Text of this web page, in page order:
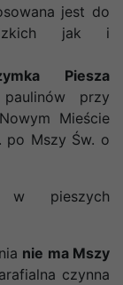
jest do
jak i
Piesza
przy
Mieście
po Mszy Św. o
w pieszych
nie ma Mszy
czynna